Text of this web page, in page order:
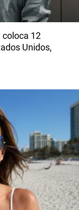
coloca 12
Unidos,